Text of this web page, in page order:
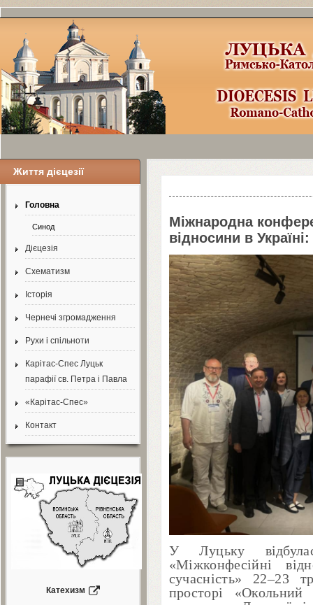
Життя дієцезії
Головна
Синод
Дієцезія
Схематизм
Історія
Чернечі згромадження
Рухи і спільноти
Карітас-Спес Луцьк
парафії св. Петра і Павла
«Карітас-Спес»
Контакт
Катехизм
Міжнародна
відносини в
У Луцьку
«Міжконфесійні
сучасність» 22–23
просторі «Окольний